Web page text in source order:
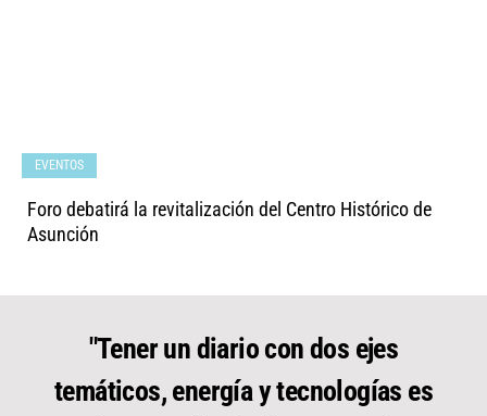
Foro debatirá la revitalización del Centro Histórico de
Asunción
EVENTOS
"Tener un diario con dos ejes
temáticos, energía y tecnologías es